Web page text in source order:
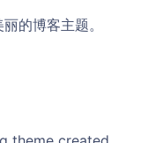
的博客主题。